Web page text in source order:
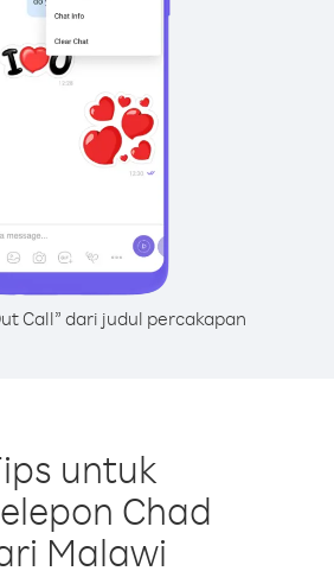
Call” dari judul percakapan
untuk
Chad
Malawi